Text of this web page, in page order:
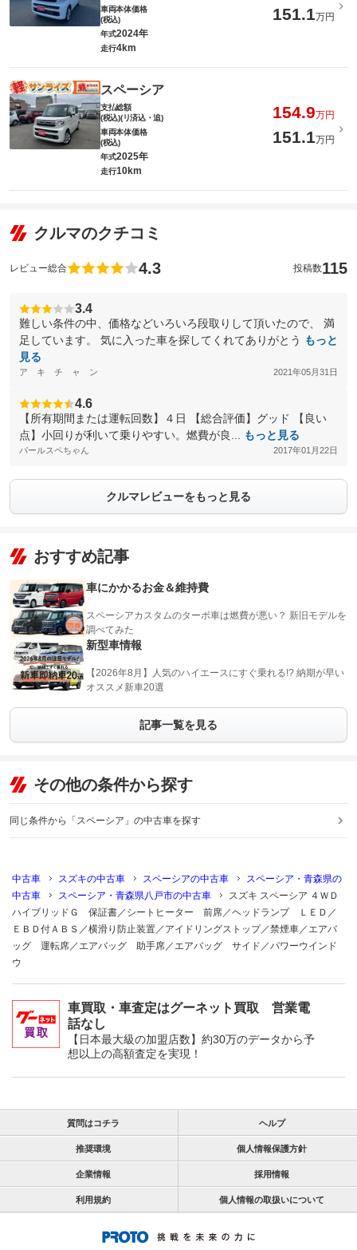
車両本体価格
(税込)
151.1万円
年式2024年
走行4km
スペーシア
支払総額
(税込)(リ済込・追)
154.9万円
車両本体価格
(税込)
151.1万円
年式2025年
走行10km
クルマのクチコミ
レビュー総合 4.3 投稿数115
3.4
難しい条件の中、価格などいろいろ段取りして頂いたので、 満
足しています。 気に入った車を探してくれてありがとう もっと
見る
ア キ チ ャ ン 2021年05月31日
4.6
【所有期間または運転回数】４日 【総合評価】グッド 【良い
点】小回りが利いて乗りやすい。燃費が良...
もっと見る
パールスペちゃん 2017年01月22日
クルマレビューをもっと見る
おすすめ記事
車にかかるお金＆維持費
スペーシアカスタムのターボ車は燃費が悪い？ 新旧モデルを
調べてみた
新型車情報
【2026年8月】人気のハイエースにすぐ乗れる!? 納期が早い
オススメ新車20選
記事一覧を見る
その他の条件から探す
同じ条件から「スペーシア」の中古車を探す
中古車 スズキの中古車 スペーシアの中古車
スペーシア・青森県の
中古車
スペーシア・青森県八戸市の中古車
スズキ スペーシア ４ＷＤ
ハイブリッドＧ 保証書／シートヒーター 前席／ヘッドランプ ＬＥＤ／
ＥＢＤ付ＡＢＳ／横滑り防止装置／アイドリングストップ／禁煙車／エアバ
ッグ 運転席／エアバッグ 助手席／エアバッグ サイド／パワーウインド
ウ
車買取・車査定はグーネット買取 営業電
話なし
【日本最大級の加盟店数】約30万のデータから予
想以上の高額査定を実現！
質問はコチラ ヘルプ
推奨環境 個人情報保護方針
企業情報 採用情報
利用規約 個人情報の取扱いについて